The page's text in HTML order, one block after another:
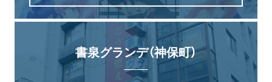
書泉グランデ（神保町）